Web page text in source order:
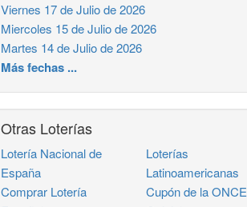
Viernes 17 de Julio de 2026
Miercoles 15 de Julio de 2026
Martes 14 de Julio de 2026
Más fechas ...
Otras Loterías
Lotería Nacional de
España
Comprar Lotería
Loterías
Latinoamericanas
Cupón de la ONCE